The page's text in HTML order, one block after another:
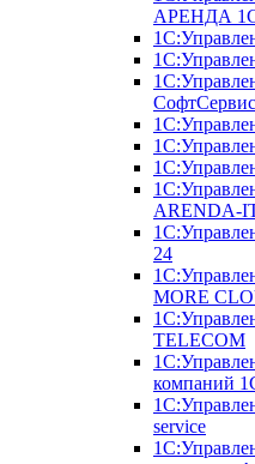
АРЕНДА
ARENDA-
24
MORE
TELECOM
компаний
service